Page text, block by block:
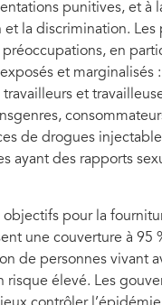
punitives, et à
la discrimination. Les
en
et marginalisés
et
de drogues
ayant des rapports
objectifs pour la
une couverture à 95
de personnes vivant
risque élevé. Les